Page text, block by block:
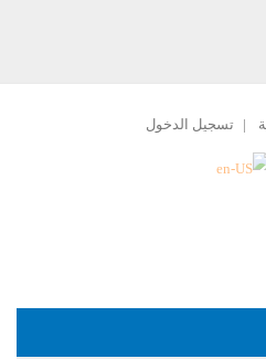
| تسجيل الدخول